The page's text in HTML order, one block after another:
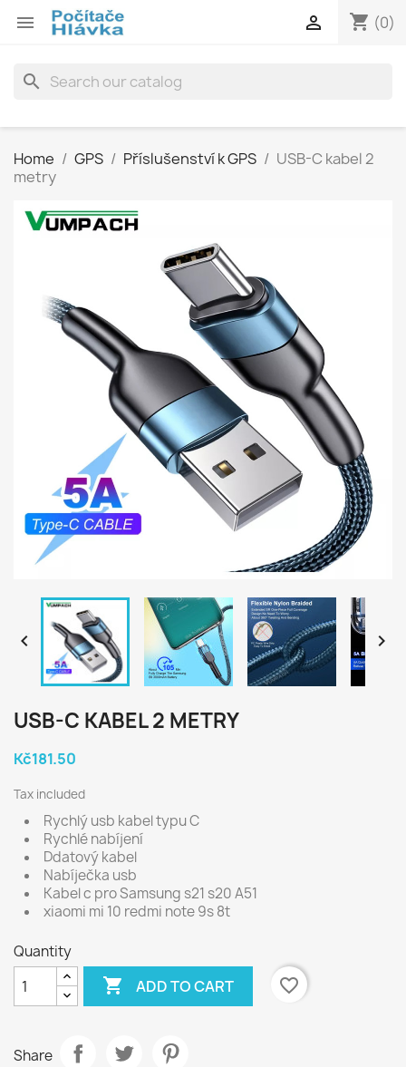
 shopping_cart (0)

search
Home GPS Příslušenství k GPS
USB-C kabel 2
metry
 
USB-C KABEL 2 METRY
Kč181.50
Tax included
Rychlý usb kabel typu C
Rychlé nabíjení
Ddatový kabel
Nabíječka usb
Kabel c pro Samsung s21 s20 A51
xiaomi mi 10 redmi note 9s 8t
Quantity
 ADD TO CART favorite_border
Share